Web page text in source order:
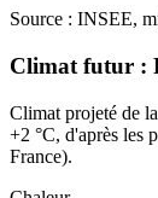
Source : INSEE,
Climat futur :
Climat projeté de
+2 °C, d'après les
France).